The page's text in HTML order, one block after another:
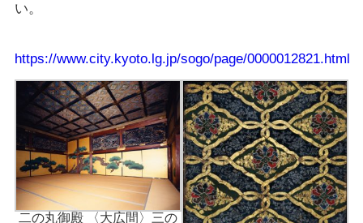
い。
https://www.city.kyoto.lg.jp/sogo/page/0000012821.html
二の丸御殿 〈大広間〉三の